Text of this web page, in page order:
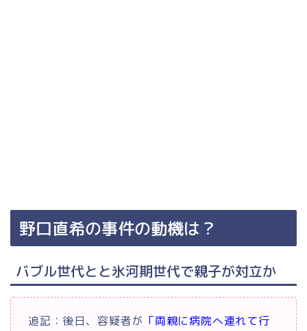
野口直希の事件の動機は？
バブル世代とと氷河期世代で親子が対立か
追記：後日、容疑者が 「両親に病院へ連れて行